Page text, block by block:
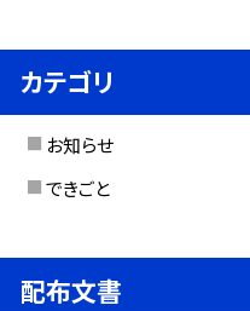
カテゴリ
お知らせ
できごと
配布文書